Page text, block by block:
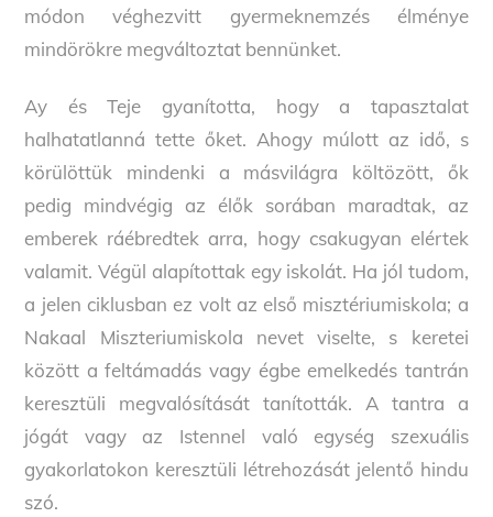
módon véghezvitt gyermeknemzés élménye
mindörökre megváltoztat bennünket.
Ay és Teje gyanította, hogy a tapasztalat
halhatatlanná tette őket. Ahogy múlott az idő, s
körülöttük mindenki a másvilágra költözött, ők
pedig mindvégig az élők sorában maradtak, az
emberek ráébredtek arra, hogy csakugyan elértek
valamit. Végül alapítottak egy iskolát. Ha jól tudom,
a jelen ciklusban ez volt az első misztériumiskola; a
Nakaal Miszteriumiskola nevet viselte, s keretei
között a feltámadás vagy égbe emelkedés tantrán
keresztüli megvalósítását tanították. A tantra a
jógát vagy az Istennel való egység szexuális
gyakorlatokon keresztüli létrehozását jelentő hindu
szó.